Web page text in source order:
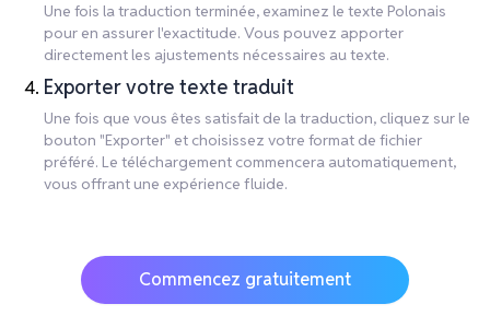
Une fois la traduction terminée, examinez le texte Polonais
pour en assurer l'exactitude. Vous pouvez apporter
directement les ajustements nécessaires au texte.
Exporter votre texte traduit
Une fois que vous êtes satisfait de la traduction, cliquez sur le
bouton "Exporter" et choisissez votre format de fichier
préféré. Le téléchargement commencera automatiquement,
vous offrant une expérience fluide.
Commencez gratuitement